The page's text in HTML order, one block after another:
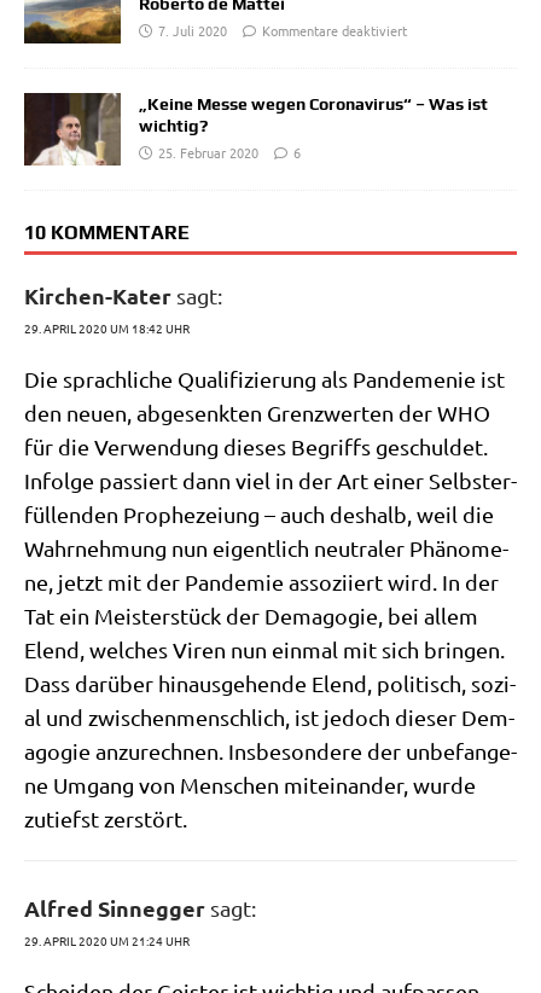
7. Juli 2020
Kommentare deaktiviert
„Keine Messe wegen Coronavirus“ – Was ist
wichtig?
25. Februar 2020
6
10 KOMMENTARE
Kirchen-Kater sagt:
29. APRIL 2020 UM 18:42 UHR
Die sprach­li­che Qua­li­fi­zie­rung als Pan­de­me­nie ist
den neu­en, abge­senk­ten Grenz­wer­ten der WHO
für die Ver­wen­dung die­ses Begriffs geschul­det.
Infol­ge pas­siert dann viel in der Art einer Selbst­er­
fül­len­den Pro­phe­zei­ung – auch des­halb, weil die
Wahr­neh­mung nun eigent­lich neu­tra­ler Phä­no­me­
ne, jetzt mit der Pan­de­mie asso­zi­iert wird. In der
Tat ein Mei­ster­stück der Dem­ago­gie, bei allem
Elend, wel­ches Viren nun ein­mal mit sich brin­gen.
Dass dar­über hin­aus­ge­hen­de Elend, poli­tisch, sozi­
al und zwi­schen­mensch­lich, ist jedoch die­ser Dem­
ago­gie anzu­rech­nen. Ins­be­son­de­re der unbe­fan­ge­
ne Umgang von Men­schen mit­ein­an­der, wur­de
zutiefst zerstört.
Alfred Sinnegger sagt:
29. APRIL 2020 UM 21:24 UHR